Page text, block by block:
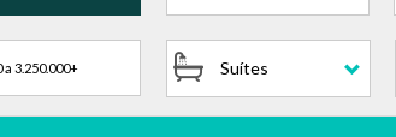
Suítes